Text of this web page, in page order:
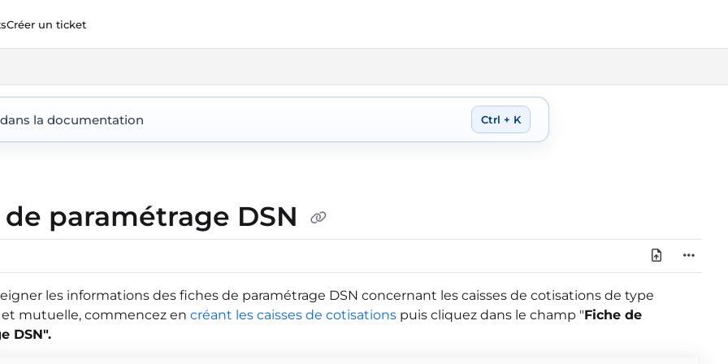
Créer un ticket
paramétrage DSN
les informations des fiches de paramétrage DSN concernant les caisses de cotisations de type
mutuelle, commencez en créant les caisses de cotisations puis cliquez dans le champ "Fiche de
DSN".
la documentation Ctrl + K